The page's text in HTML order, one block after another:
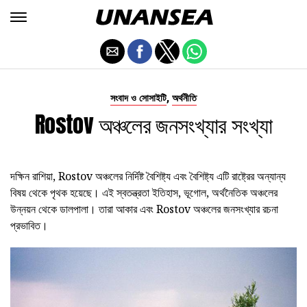
সংবাদ ও সোসাইটি, অর্থনীতি
Rostov অঞ্চলের জনসংখ্যার সংখ্যা
দক্ষিন রাশিয়া, Rostov অঞ্চলের নির্দিষ্ট বৈশিষ্ট্য এবং বৈশিষ্ট্য এটি রাষ্ট্রের অন্যান্য
বিষয় থেকে পৃথক হয়েছে। এই স্বতন্ত্রতা ইতিহাস, ভূগোল, অর্থনৈতিক অঞ্চলের
উন্নয়ন থেকে ডালপালা। তারা আকার এবং Rostov অঞ্চলের জনসংখ্যার রচনা
প্রভাবিত।